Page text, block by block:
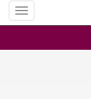
منوی
سایت
عسل